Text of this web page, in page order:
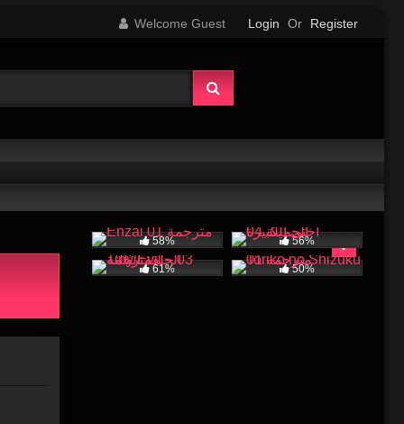
Welcome Guest Login Or Register
58% 56%
61% 50%